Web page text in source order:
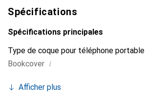
exigeante.
Spécifications
Spécifications principales
Type de coque pour téléphone portable
Bookcover i
Afficher plus